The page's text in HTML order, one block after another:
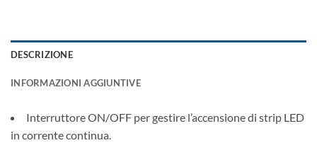
DESCRIZIONE
INFORMAZIONI AGGIUNTIVE
Interruttore ON/OFF per gestire l’accensione di strip LED
in corrente continua.